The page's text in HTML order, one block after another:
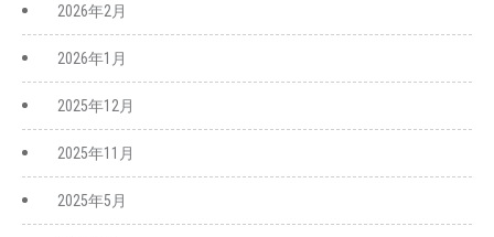
2026年2月
2026年1月
2025年12月
2025年11月
2025年5月